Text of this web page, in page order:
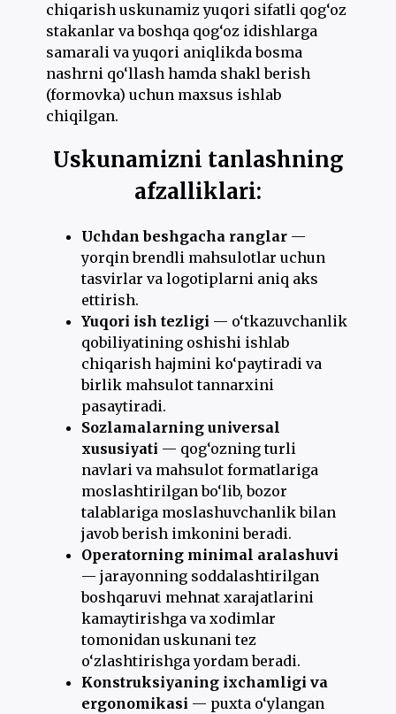
chiqarish uskunamiz yuqori sifatli qog‘oz
stakanlar va boshqa qog‘oz idishlarga
samarali va yuqori aniqlikda bosma
nashrni qo‘llash hamda shakl berish
(formovka) uchun maxsus ishlab
chiqilgan.
Uskunamizni tanlashning
afzalliklari:
Uchdan beshgacha ranglar —
yorqin brendli mahsulotlar uchun
tasvirlar va logotiplarni aniq aks
ettirish.
Yuqori ish tezligi — o‘tkazuvchanlik
qobiliyatining oshishi ishlab
chiqarish hajmini ko‘paytiradi va
birlik mahsulot tannarxini
pasaytiradi.
Sozlamalarning universal
xususiyati — qog‘ozning turli
navlari va mahsulot formatlariga
moslashtirilgan bo‘lib, bozor
talablariga moslashuvchanlik bilan
javob berish imkonini beradi.
Operatorning minimal aralashuvi
— jarayonning soddalashtirilgan
boshqaruvi mehnat xarajatlarini
kamaytirishga va xodimlar
tomonidan uskunani tez
o‘zlashtirishga yordam beradi.
Konstruksiyaning ixchamligi va
ergonomikasi — puxta o‘ylangan